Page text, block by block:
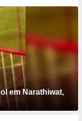
em Narathiwat,